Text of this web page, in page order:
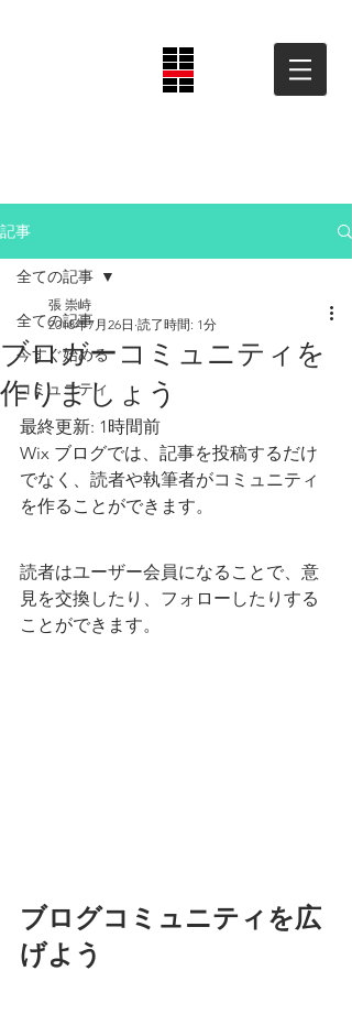
記事
全ての記事
今すぐ始める
コミュニティ
全ての記事
ブロガーコミュニティを
作りましょう
張 崇峙
2018年7月26日 読了時間: 1分
最終更新: 1時間前
Wix ブログでは、記事を投稿するだけ
でなく、読者や執筆者がコミュニティ
を作ることができます。
読者はユーザー会員になることで、意
見を交換したり、フォローしたりする
ことができます。
ブログコミュニティを広
げよう